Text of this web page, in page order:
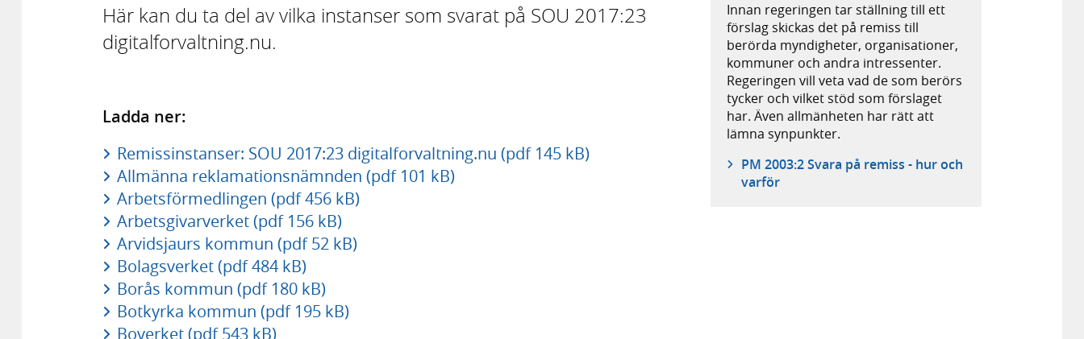
Här kan du ta del av vilka instanser som svarat på SOU 2017:23
digitalforvaltning.nu.
Ladda ner:
Remissinstanser: SOU 2017:23 digitalforvaltning.nu (pdf 145 kB)
Allmänna reklamationsnämnden (pdf 101 kB)
Arbetsförmedlingen (pdf 456 kB)
Arbetsgivarverket (pdf 156 kB)
Arvidsjaurs kommun (pdf 52 kB)
Bolagsverket (pdf 484 kB)
Borås kommun (pdf 180 kB)
Botkyrka kommun (pdf 195 kB)
Boverket (pdf 543 kB)
Innan regeringen tar ställning till ett
förslag skickas det på remiss till
berörda myndigheter, organisationer,
kommuner och andra intressenter.
Regeringen vill veta vad de som berörs
tycker och vilket stöd som förslaget
har. Även allmänheten har rätt att
lämna synpunkter.
PM 2003:2 Svara på remiss - hur och
varför